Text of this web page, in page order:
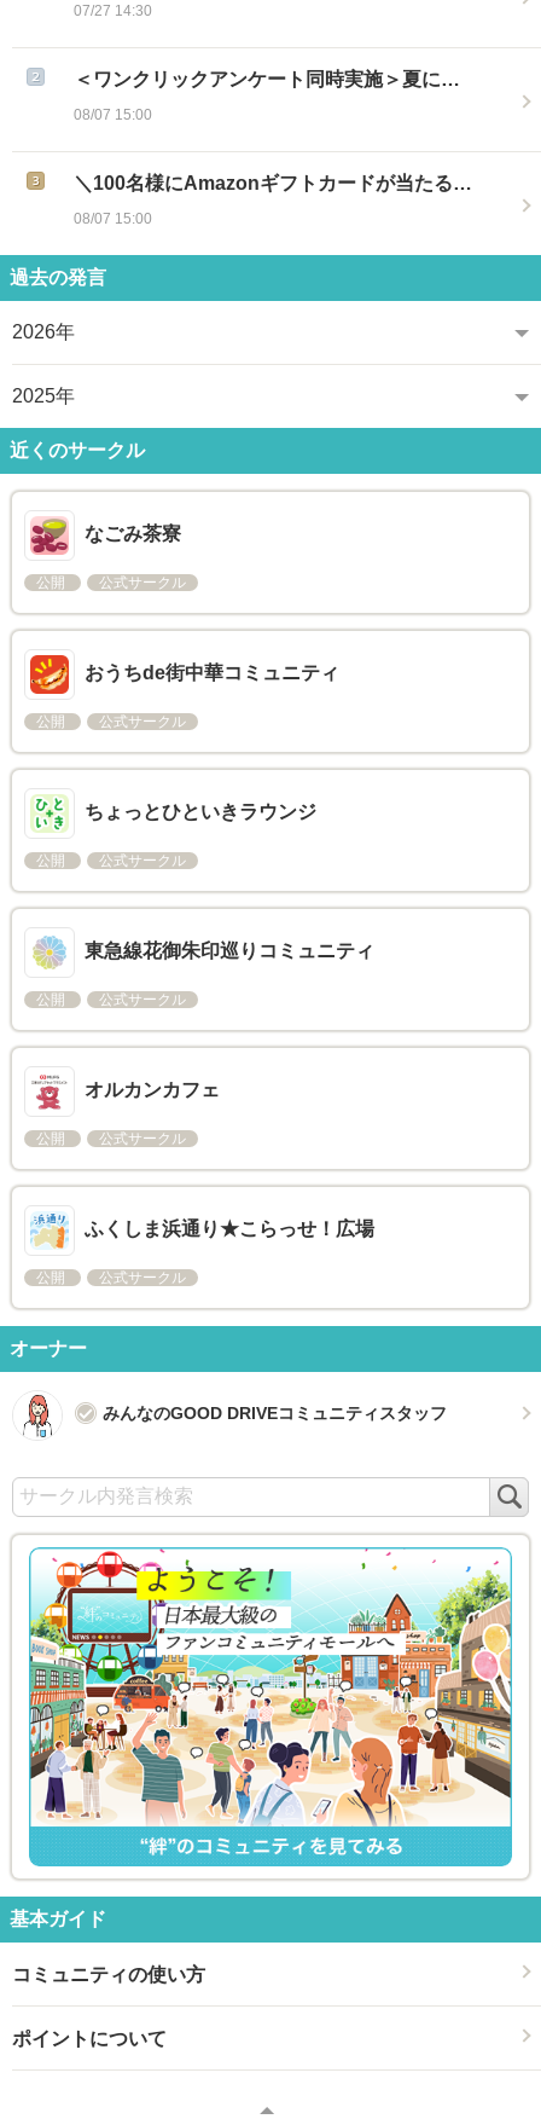
07/27 14:30
＜ワンクリックアンケート同時実施＞夏に…
08/07 15:00
＼100名様にAmazonギフトカードが当たる…
08/07 15:00
過去の発言
2026年
2025年
近くのサークル
なごみ茶寮
公開 公式サークル
おうちde街中華コミュニティ
公開 公式サークル
ちょっとひといきラウンジ
公開 公式サークル
東急線花御朱印巡りコミュニティ
公開 公式サークル
オルカンカフェ
公開 公式サークル
ふくしま浜通り★こらっせ！広場
公開 公式サークル
オーナー
みんなのGOOD DRIVEコミュニティスタッフ
索
基本ガイド
コミュニティの使い方
ポイントについて